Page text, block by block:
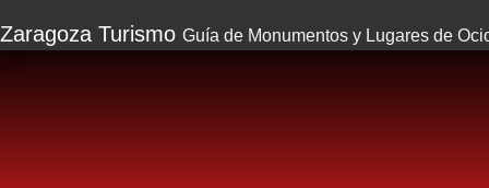
Zaragoza Turismo Guía de Monumentos y Lugares de